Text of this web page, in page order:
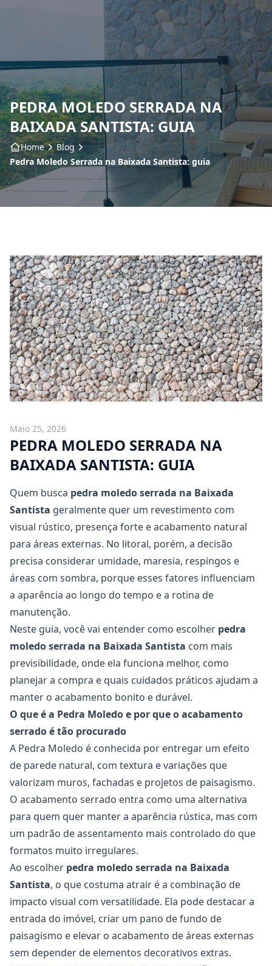
Home
Sobre nós
Produtos
Insumos
Contato
PEDRA MOLEDO SERRADA NA
BAIXADA SANTISTA: GUIA
Home
Blog
Pedra Moledo Serrada na Baixada Santista: guia
Maio 25, 2026
PEDRA MOLEDO SERRADA NA
BAIXADA SANTISTA: GUIA
Quem busca pedra moledo serrada na Baixada
Santista geralmente quer um revestimento com
visual rústico, presença forte e acabamento natural
para áreas externas. No litoral, porém, a decisão
precisa considerar umidade, maresia, respingos e
áreas com sombra, porque esses fatores influenciam
a aparência ao longo do tempo e a rotina de
manutenção.
Neste guia, você vai entender como escolher pedra
moledo serrada na Baixada Santista com mais
previsibilidade, onde ela funciona melhor, como
planejar a compra e quais cuidados práticos ajudam a
manter o acabamento bonito e durável.
O que é a Pedra Moledo e por que o acabamento
serrado é tão procurado
A Pedra Moledo é conhecida por entregar um efeito
de parede natural, com textura e variações que
valorizam muros, fachadas e projetos de paisagismo.
O acabamento serrado entra como uma alternativa
para quem quer manter a aparência rústica, mas com
um padrão de assentamento mais controlado do que
formatos muito irregulares.
Ao escolher pedra moledo serrada na Baixada
Santista, o que costuma atrair é a combinação de
impacto visual com versatilidade. Ela pode destacar a
entrada do imóvel, criar um pano de fundo de
paisagismo e elevar o acabamento de áreas externas
sem depender de elementos decorativos extras.